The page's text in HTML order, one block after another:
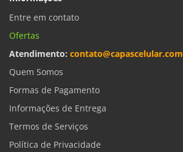
Entre em contato
Ofertas
Atendimento: contato@capascelular.com
Quem Somos
Formas de Pagamento
Informações de Entrega
Termos de Serviços
Política de Privacidade